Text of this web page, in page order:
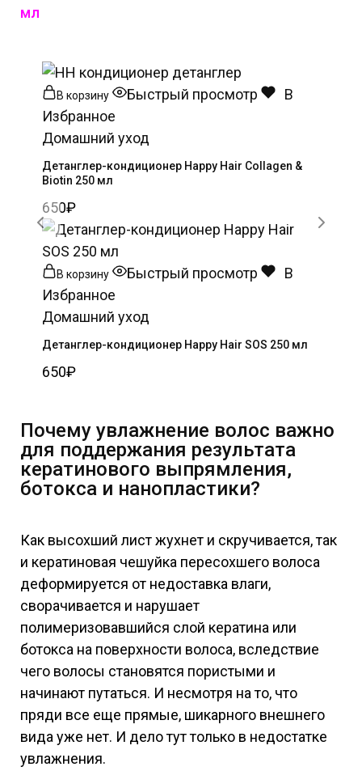
мл
В корзину Быстрый просмотр
В
Избранное
Домашний уход
Детанглер-кондиционер Happy Hair Collagen &
Biotin 250 мл
650₽
В корзину Быстрый просмотр
В
Избранное
Домашний уход
Детанглер-кондиционер Happy Hair SOS 250 мл
650₽
Почему увлажнение волос важно
для поддержания результата
кератинового выпрямления,
ботокса и нанопластики?
Как высохший лист жухнет и скручивается, так
и кератиновая чешуйка пересохшего волоса
деформируется от недоставка влаги,
сворачивается и нарушает
полимеризовавшийся слой кератина или
ботокса на поверхности волоса, вследствие
чего волосы становятся пористыми и
начинают путаться. И несмотря на то, что
пряди все еще прямые, шикарного внешнего
вида уже нет. И дело тут только в недостатке
увлажнения.